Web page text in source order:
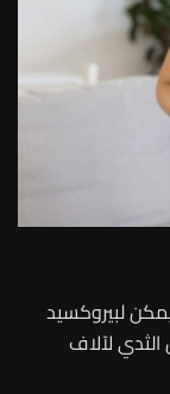
لبيروكسيد
لآلاف